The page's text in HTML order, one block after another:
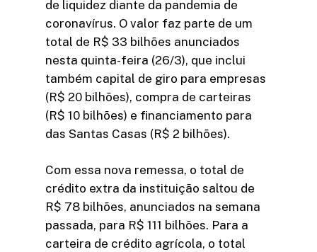
de liquidez diante da pandemia de
coronavírus. O valor faz parte de um
total de R$ 33 bilhões anunciados
nesta quinta-feira (26/3), que inclui
também capital de giro para empresas
(R$ 20 bilhões), compra de carteiras
(R$ 10 bilhões) e financiamento para
das Santas Casas (R$ 2 bilhões).
Com essa nova remessa, o total de
crédito extra da instituição saltou de
R$ 78 bilhões, anunciados na semana
passada, para R$ 111 bilhões. Para a
carteira de crédito agrícola, o total